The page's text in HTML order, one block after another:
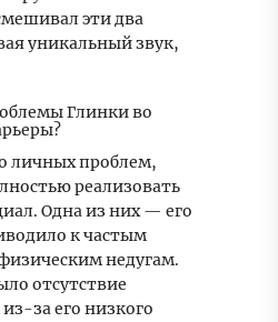
эти два
уникальный звук,
Глинки во
личных проблем,
реализовать
Одна из них — его
к частым
недугам.
отсутствие
за его низкого